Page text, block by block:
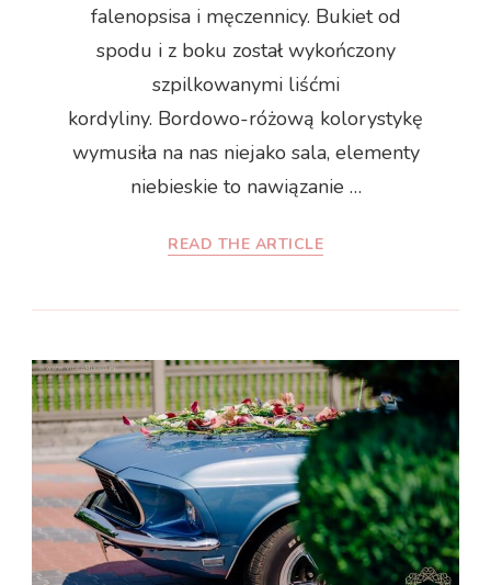
falenopsisa i męczennicy. Bukiet od
spodu i z boku został wykończony
szpilkowanymi liśćmi
kordyliny. Bordowo-różową kolorystykę
wymusiła na nas niejako sala, elementy
niebieskie to nawiązanie …
READ THE ARTICLE